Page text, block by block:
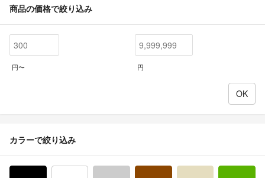
商品の価格で絞り込み
円〜 円
カラーで絞り込み